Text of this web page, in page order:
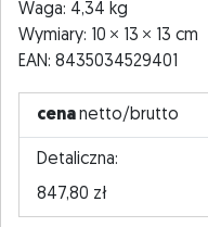
Waga: 4,34 kg
Wymiary: 10
13
13 cm
EAN: 8435034529401
cenanetto/brutto
Detaliczna:
847,80 zł